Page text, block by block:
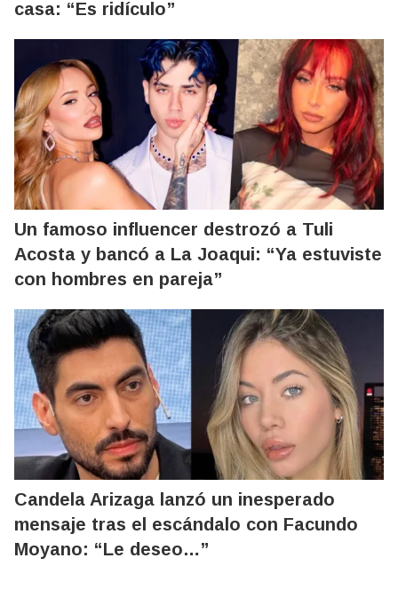
casa: “Es ridículo”
Un famoso influencer destrozó a Tuli
Acosta y bancó a La Joaqui: “Ya estuviste
con hombres en pareja”
Candela Arizaga lanzó un inesperado
mensaje tras el escándalo con Facundo
Moyano: “Le deseo…”